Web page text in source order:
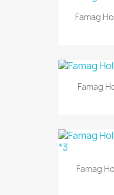
Famag
Famag
Famag